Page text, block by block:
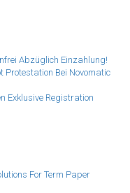
Abzüglich Einzahlung!
Protestation Bei Novomatic
Exklusive Registration
For Term Paper